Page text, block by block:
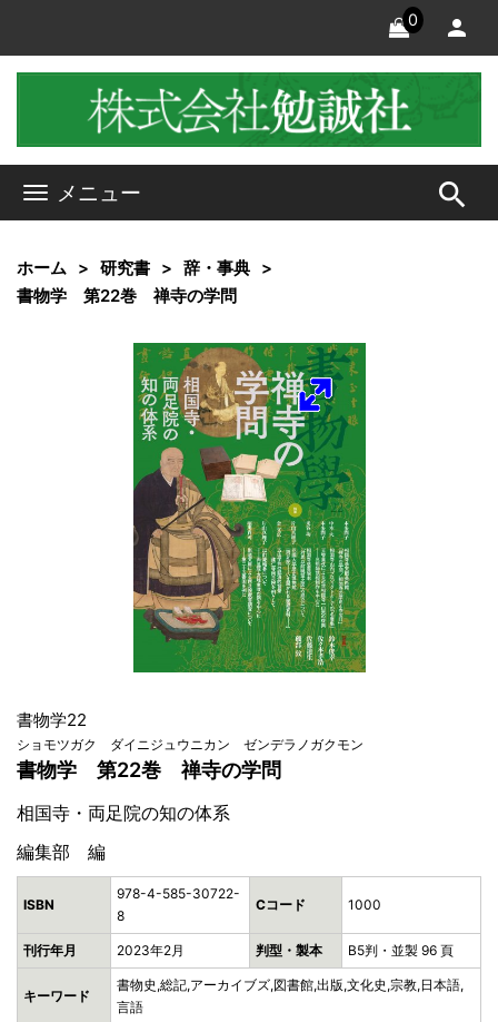
0
メニュー search
ホーム 研究書
辞・事典
書物学 第22巻 禅寺の学問
書物学22
ショモツガク ダイニジュウニカン ゼンデラノガクモン
書物学 第22巻 禅寺の学問
相国寺・両足院の知の体系
編集部 編
ISBN
978-4-585-30722-
8
Cコード 1000
刊行年月 2023年2月 判型・製本 B5判・並製 96 頁
キーワード
書物史,総記,アーカイブズ,図書館,出版,文化史,宗教,日本語,
言語